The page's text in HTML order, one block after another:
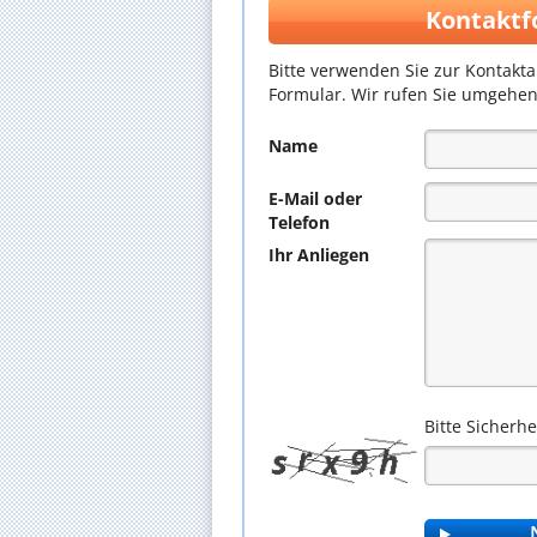
Bitte verwenden Sie zur
Formular. Wir rufen Sie
Name
E-Mail oder
Telefon
Ihr Anliegen
Bitte